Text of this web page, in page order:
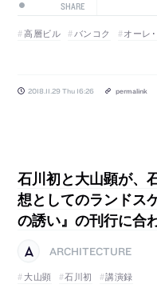
SHARE
高層ビル バンコク オーレ
2018.11.29 Thu 16:26 permalink
石川初と大山顕が、
想としてのランドス
の誘い』の刊行に合
ARCHITECTURE
大山顕
石川初 講演録